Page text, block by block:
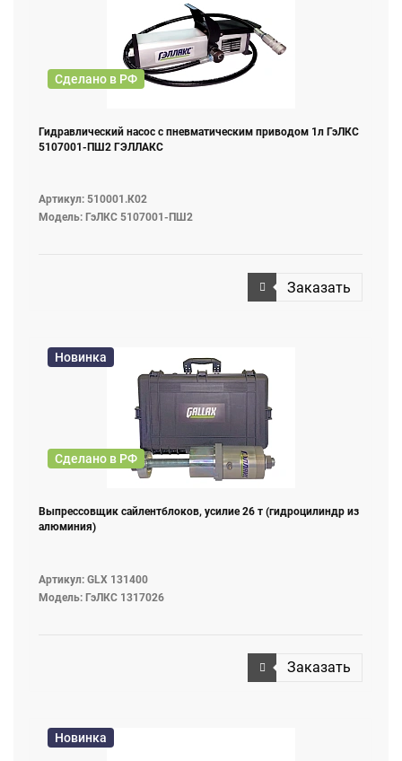
Сделано в РФ
Гидравлический насос с пневматическим приводом 1л ГэЛКС
5107001-ПШ2 ГЭЛЛАКС
Артикул: 510001.К02
Модель: ГэЛКС 5107001-ПШ2
Заказать
Новинка
Сделано в РФ
Выпрессовщик сайлентблоков, усилие 26 т (гидроцилиндр из
алюминия)
Артикул: GLX 131400
Модель: ГэЛКС 1317026
Заказать
Новинка